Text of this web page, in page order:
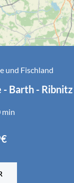
und Fischland
- Barth - Ribnitz
min